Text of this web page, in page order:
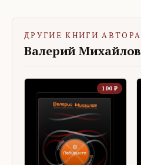
ДРУГИЕ КНИГИ АВТОРА
Валерий Михайлов
100 ₽